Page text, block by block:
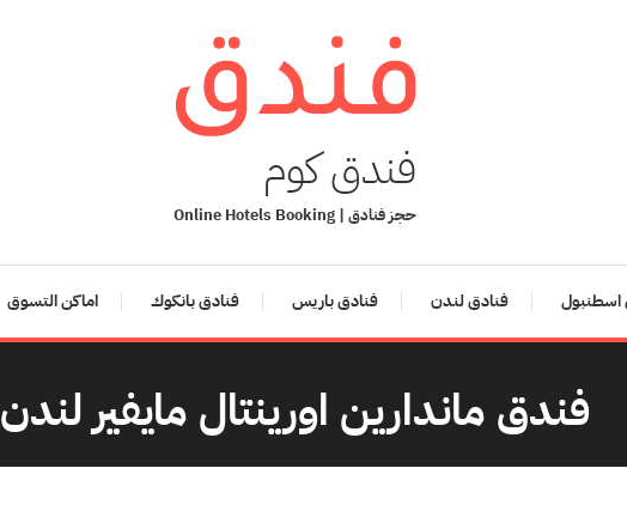
فندق كوم
حجز فنادق | Online Hotels Booking
اسطنبول فنادق لندن فنادق باريس فنادق بانكوك اماكن التسوق
فندق ماندارين اورينتال مايفير لندن